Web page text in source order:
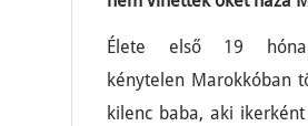
Élete első 19
kénytelen Marokkóban
kilenc baba, aki ikerként